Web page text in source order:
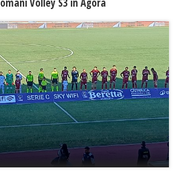
Volley S3 in Agorà